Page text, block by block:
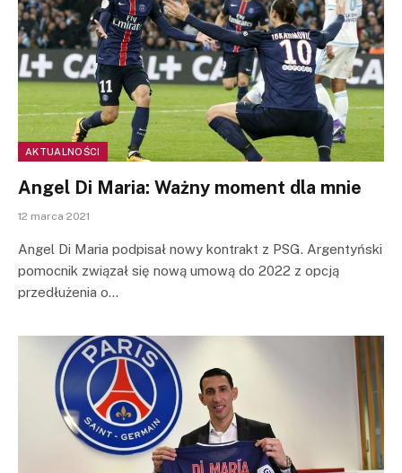
AKTUALNOŚCI
Angel Di Maria: Ważny moment dla mnie
12 marca 2021
Angel Di Maria podpisał nowy kontrakt z PSG. Argentyński
pomocnik związał się nową umową do 2022 z opcją
przedłużenia o…